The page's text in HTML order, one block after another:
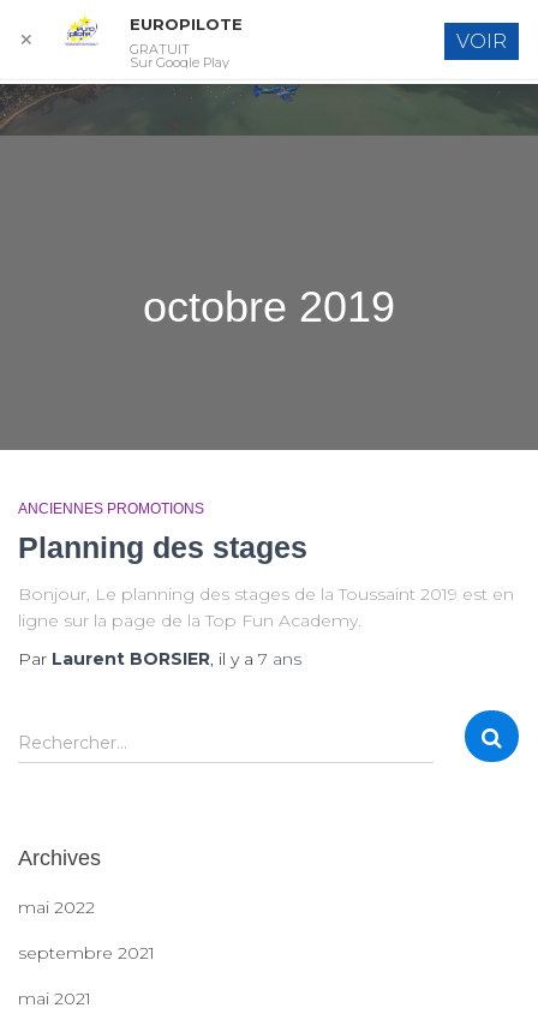
LA
octobre 2019
ANCIENNES PROMOTIONS
Planning des stages
Bonjour, Le planning des stages de la Toussaint 2019 est en
ligne sur la page de la Top Fun Academy.
Par Laurent BORSIER, il y a 7 ans
R
e
r
h
Rechercher…
Archives
mai 2022
septembre 2021
mai 2021
✕
EUROPILOTE
GRATUIT
Sur Google Play
VOIR